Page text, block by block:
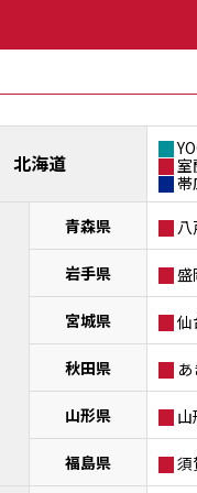
北海道
帯
青森県
岩手県 盛
宮城県 仙
秋田県
山形県
福島県 須